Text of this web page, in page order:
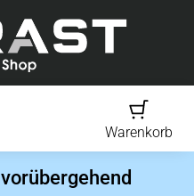
Warenkorb